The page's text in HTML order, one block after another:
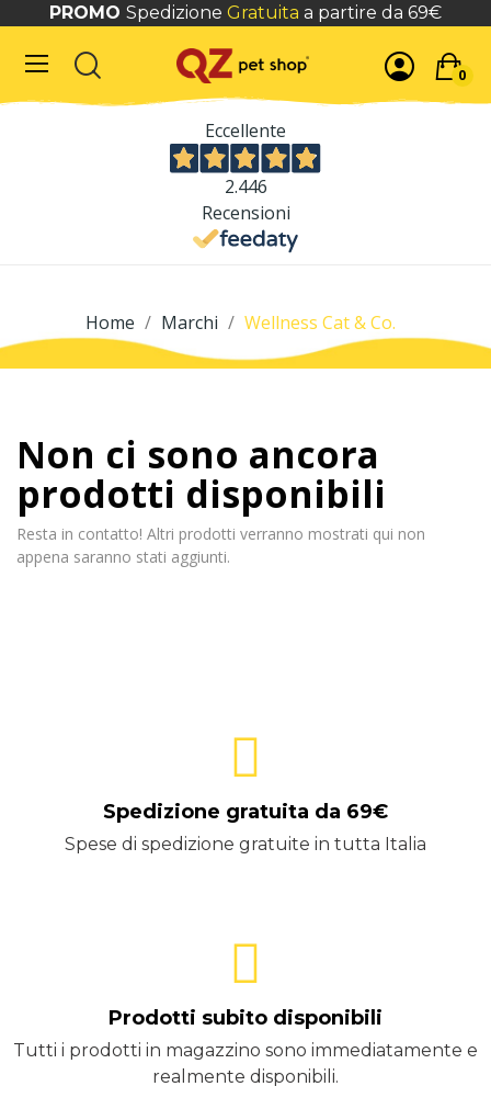
PROMO Spedizione Gratuita a partire da 69€
0
Eccellente
2.446
Recensioni
Home Marchi Wellness Cat & Co.
Non ci sono ancora
prodotti disponibili
Resta in contatto! Altri prodotti verranno mostrati qui non
appena saranno stati aggiunti.
Spedizione gratuita da 69€
Spese di spedizione gratuite in tutta Italia
Prodotti subito disponibili
Tutti i prodotti in magazzino sono immediatamente e
realmente disponibili.